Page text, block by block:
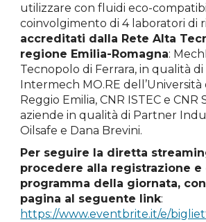
utilizzare con fluidi eco-
coinvolgimento di 4 laboratori di
accreditati dalla Rete Alta
regione Emilia-Romagna:
Tecnopolo di Ferrara, in qualità di
Intermech MO.RE dell’Università
Reggio Emilia, CNR ISTEC e CNR
aziende in qualità di Partner
Oilsafe e Dana Brevini.
Per seguire la diretta
procedere alla registrazione e
programma della giornata,
pagina al seguente link:
https://www.eventbrite.it/e/